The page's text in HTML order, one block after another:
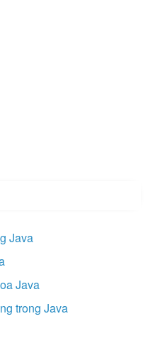
Java
Java
trong Java